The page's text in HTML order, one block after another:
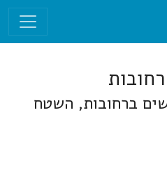
ברחובות, השטח